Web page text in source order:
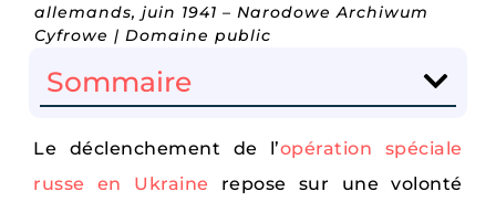
allemands, juin 1941 – Narodowe Archiwum
Cyfrowe | Domaine public
Sommaire
Le déclenchement de l’opération spéciale
russe en Ukraine repose sur une volonté